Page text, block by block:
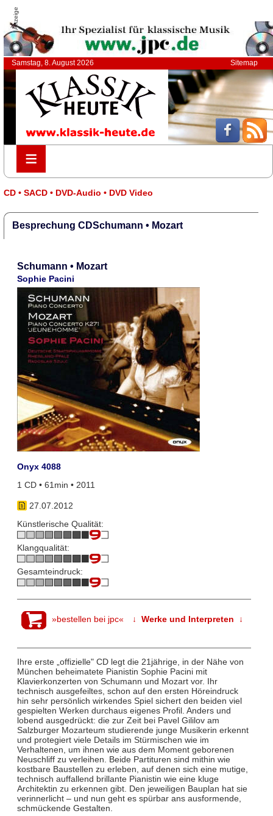
Anzeige
Samstag, 8. August 2026 Sitemap
≡
≡
CD • SACD • DVD-Audio • DVD Video
Besprechung CDSchumann • Mozart
Schumann • Mozart
Sophie Pacini
Onyx 4088
1 CD • 61min • 2011
27.07.2012
Künstlerische Qualität:
Klangqualität:
Gesamteindruck:
»bestellen bei jpc« ↓ Werke und Interpreten ↓
Ihre erste „offizielle" CD legt die 21jährige, in der Nähe von
München beheimatete Pianistin Sophie Pacini mit
Klavierkonzerten von Schumann und Mozart vor. Ihr
technisch ausgefeiltes, schon auf den ersten Höreindruck
hin sehr persönlich wirkendes Spiel sichert den beiden viel
gespielten Werken durchaus eigenes Profil. Anders und
lobend ausgedrückt: die zur Zeit bei Pavel Gililov am
Salzburger Mozarteum studierende junge Musikerin erkennt
und protegiert viele Details im Stürmischen wie im
Verhaltenen, um ihnen wie aus dem Moment geborenen
Neuschliff zu verleihen. Beide Partituren sind mithin wie
kostbare Baustellen zu erleben, auf denen sich eine mutige,
technisch auffallend brillante Pianistin wie eine kluge
Architektin zu erkennen gibt. Den jeweiligen Bauplan hat sie
verinnerlicht – und nun geht es spürbar ans ausformende,
schmückende Gestalten.